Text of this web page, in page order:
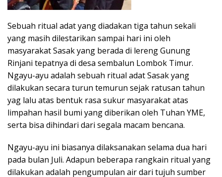
Sebuah ritual adat yang diadakan tiga tahun sekali
yang masih dilestarikan sampai hari ini oleh
masyarakat Sasak yang berada di lereng Gunung
Rinjani tepatnya di desa sembalun Lombok Timur.
Ngayu-ayu adalah sebuah ritual adat Sasak yang
dilakukan secara turun temurun sejak ratusan tahun
yag lalu atas bentuk rasa sukur masyarakat atas
limpahan hasil bumi yang diberikan oleh Tuhan YME,
serta bisa dihindari dari segala macam bencana.
Ngayu-ayu ini biasanya dilaksanakan selama dua hari
pada bulan Juli. Adapun beberapa rangkain ritual yang
dilakukan adalah pengumpulan air dari tujuh sumber